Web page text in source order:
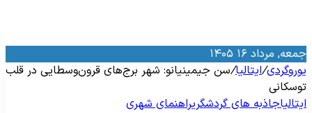
مرداد ۱۶ ۱۴۰۵
/ایتالیا/سن جیمینیانو: شهر برج‌های قرون‌وسطایی در قلب
جاذبه‌ های گردشگریراهنمای شهری